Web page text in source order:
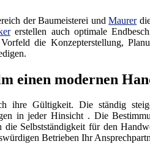
der Baumeisterei undMaurer
erstellen auch optimale
die Konzepterstellung,
einen modernen
ihre Gültigkeit. Die ständig
in jeder Hinsicht . Die
Selbstständigkeit für den
Betrieben Ihr